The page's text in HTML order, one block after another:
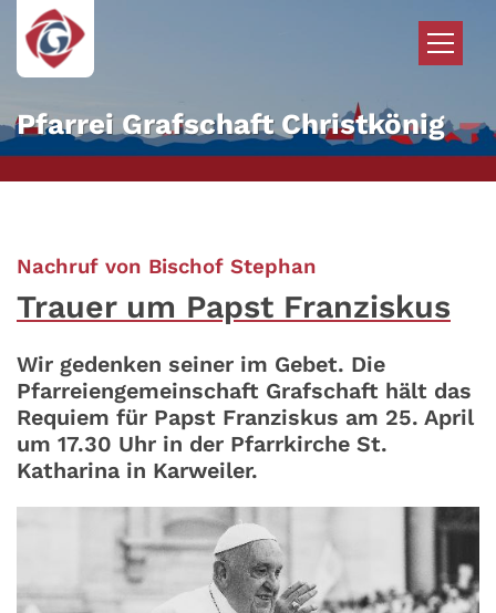
Zum Inhalt springen
Pfarrei Grafschaft Christkönig
Nachruf von Bischof Stephan
Trauer um Papst Franziskus
Wir gedenken seiner im Gebet. Die
Pfarreiengemeinschaft Grafschaft hält das
Requiem für Papst Franziskus am 25. April
um 17.30 Uhr in der Pfarrkirche St.
Katharina in Karweiler.